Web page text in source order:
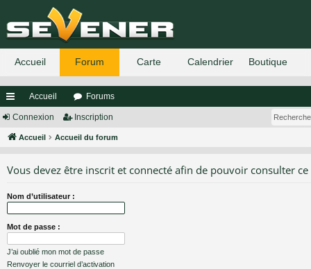
ac
co
s
Accueil Forums
Connexion Inscription
Accueil Accueil du forum
Vous devez être inscrit et connecté afin de pouvoir consulter
Nom d’utilisateur :
Mot de passe :
J’ai oublié mon mot de passe
Renvoyer le courriel d’activation